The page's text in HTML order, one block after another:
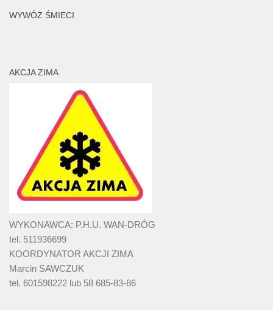
WYWÓZ ŚMIECI
AKCJA ZIMA
WYKONAWCA: P.H.U. WAN-DRÓG
tel. 511936699
KOORDYNATOR AKCJI ZIMA
Marcin SAWCZUK
tel. 601598222 lub 58 685-83-86